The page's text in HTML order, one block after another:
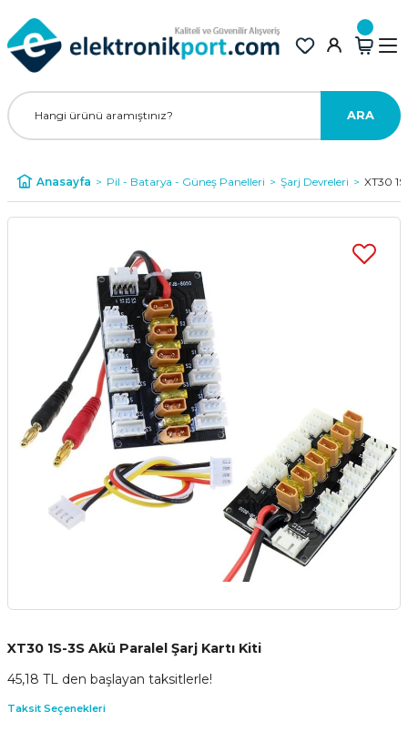
ARA
Anasayfa Pil - Batarya - Güneş Panelleri Şarj Devreleri XT30
XT30 1S-3S Akü Paralel Şarj Kartı Kiti
45,18 TL den başlayan taksitlerle!
Taksit Seçenekleri